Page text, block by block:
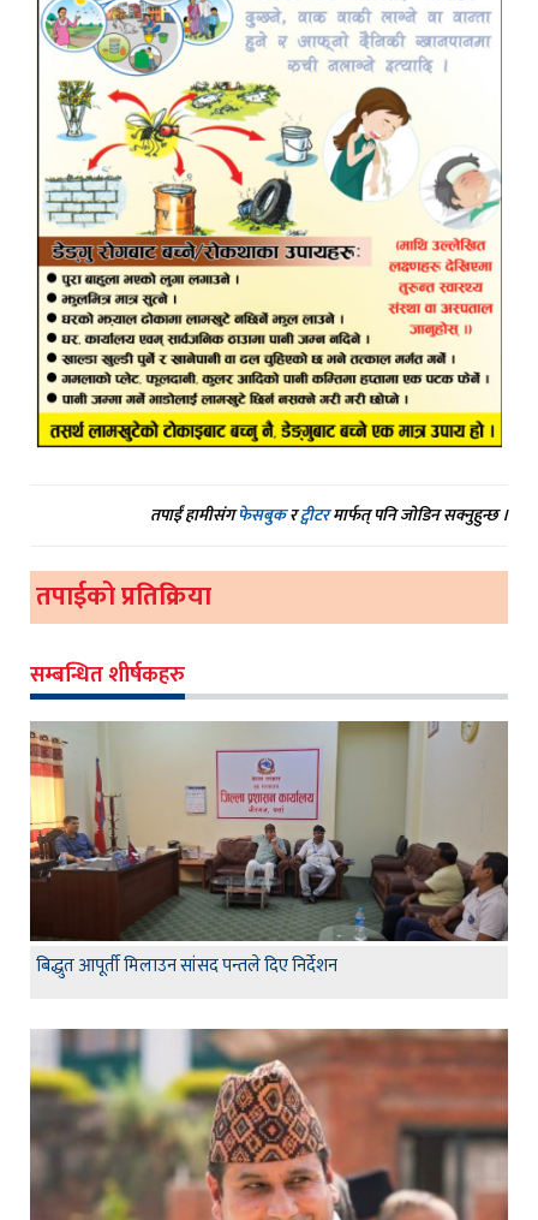
तपाईं हामीसंगफेसबुकरट्वीटरमार्फत् पनि जोडिन सक्नुहुन्छ ।
तपाईको प्रतिक्रिया
सम्बन्धित शीर्षकहरु
बिद्धुत आपूर्ती मिलाउन सांसद पन्तले दिए निर्देशन